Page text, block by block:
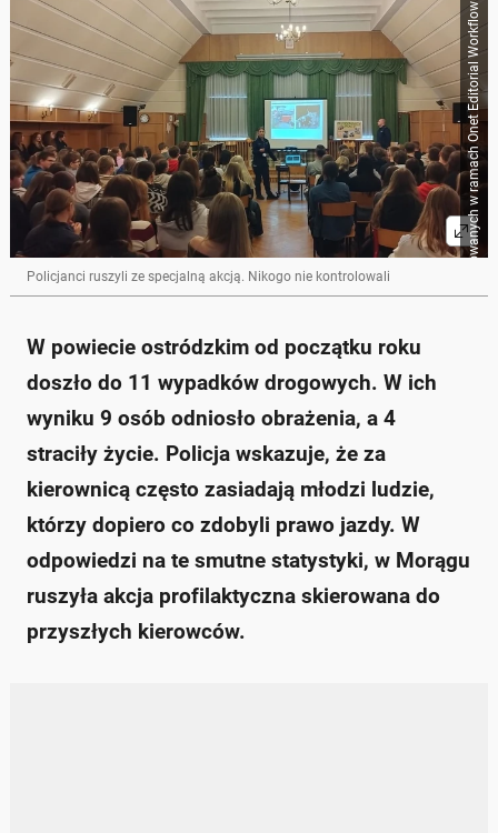
Źródło zbiorcze dla obrazków importowanych w ramach Onet Editorial Workflow
Policjanci ruszyli ze specjalną akcją. Nikogo nie kontrolowali
W powiecie ostródzkim od początku roku
doszło do 11 wypadków drogowych. W ich
wyniku 9 osób odniosło obrażenia, a 4
straciły życie. Policja wskazuje, że za
kierownicą często zasiadają młodzi ludzie,
którzy dopiero co zdobyli prawo jazdy. W
odpowiedzi na te smutne statystyki, w Morągu
ruszyła akcja profilaktyczna skierowana do
przyszłych kierowców.